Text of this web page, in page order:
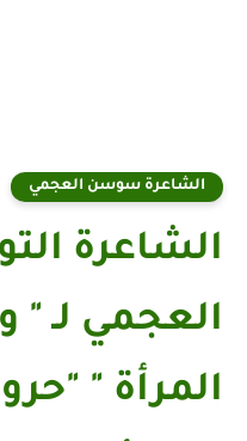
الشاعرة سوسن العجمي
الشاعرة
العجمي لـ "
المرأة "